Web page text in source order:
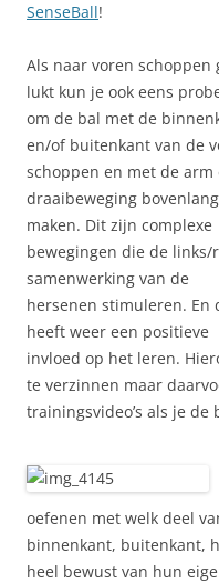
SenseBall!
Als naar voren schoppen
lukt kun je ook eens
om de bal met de
en/of buitenkant van de
schoppen en met de arm
draaibeweging
maken. Dit zijn complexe
bewegingen die de links/
samenwerking van de
hersenen stimuleren. En
heeft weer een positieve
invloed op het leren.
te verzinnen maar
trainingsvideo’s als je de
oefenen met welk deel
binnenkant, buitenkant,
heel bewust van hun